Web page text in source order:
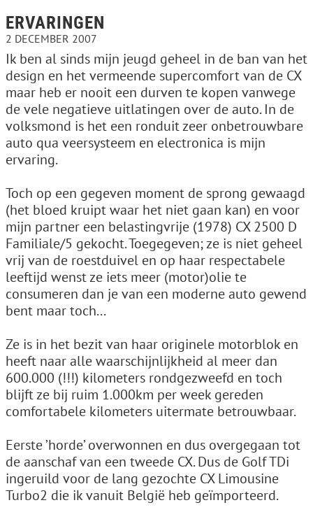
ERVARINGEN
2 DECEMBER 2007
Ik ben al sinds mijn jeugd geheel in de ban van het
design en het vermeende supercomfort van de CX
maar heb er nooit een durven te kopen vanwege
de vele negatieve uitlatingen over de auto. In de
volksmond is het een ronduit zeer onbetrouwbare
auto qua veersysteem en electronica is mijn
ervaring.
Toch op een gegeven moment de sprong gewaagd
(het bloed kruipt waar het niet gaan kan) en voor
mijn partner een belastingvrije (1978) CX 2500 D
Familiale/5 gekocht. Toegegeven; ze is niet geheel
vrij van de roestduivel en op haar respectabele
leeftijd wenst ze iets meer (motor)olie te
consumeren dan je van een moderne auto gewend
bent maar toch...
Ze is in het bezit van haar originele motorblok en
heeft naar alle waarschijnlijkheid al meer dan
600.000 (!!!) kilometers rondgezweefd en toch
blijft ze bij ruim 1.000km per week gereden
comfortabele kilometers uitermate betrouwbaar.
Eerste ’horde’ overwonnen en dus overgegaan tot
de aanschaf van een tweede CX. Dus de Golf TDi
ingeruild voor de lang gezochte CX Limousine
Turbo2 die ik vanuit België heb geïmporteerd.